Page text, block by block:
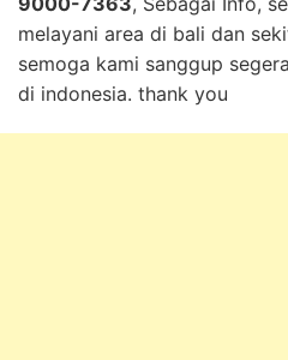
melayani area di bali dan
semoga kami sanggup
di indonesia. thank you